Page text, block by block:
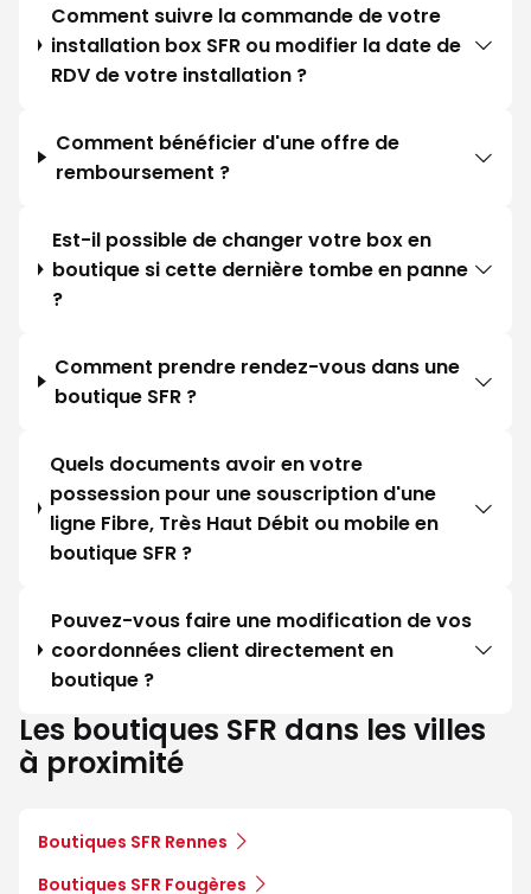
Comment suivre la commande de votre
installation box SFR ou modifier la date de
RDV de votre installation ?
Comment bénéficier d'une offre de
remboursement ?
Est-il possible de changer votre box en
boutique si cette dernière tombe en panne
?
Comment prendre rendez-vous dans une
boutique SFR ?
Quels documents avoir en votre
possession pour une souscription d'une
ligne Fibre, Très Haut Débit ou mobile en
boutique SFR ?
Pouvez-vous faire une modification de vos
coordonnées client directement en
boutique ?
Les boutiques SFR dans les villes
à proximité
Boutiques SFR Rennes
Boutiques SFR Fougères